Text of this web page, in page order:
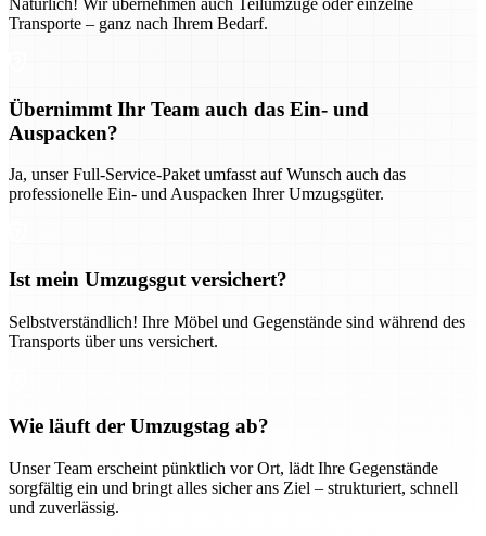
Transporte – ganz nach Ihrem Bedarf.
Übernimmt Ihr Team auch das Ein- und
Auspacken?
Ja, unser Full-Service-Paket umfasst auf Wunsch auch das
professionelle Ein- und Auspacken Ihrer Umzugsgüter.
Ist mein Umzugsgut versichert?
Selbstverständlich! Ihre Möbel und Gegenstände sind während des
Transports über uns versichert.
Wie läuft der Umzugstag ab?
Unser Team erscheint pünktlich vor Ort, lädt Ihre Gegenstände
sorgfältig ein und bringt alles sicher ans Ziel – strukturiert, schnell
und zuverlässig.